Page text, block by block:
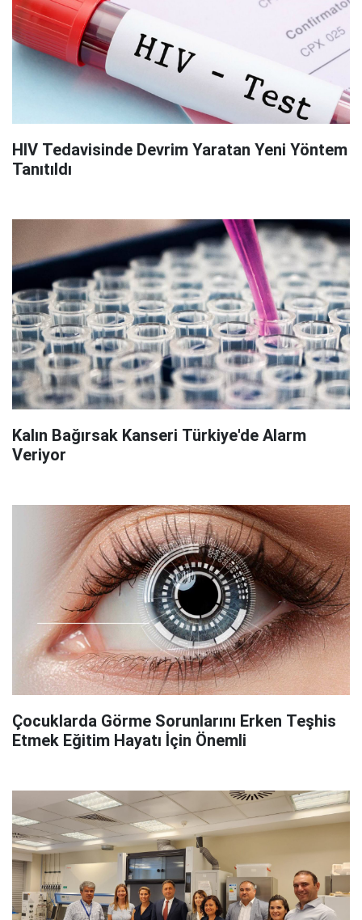
HIV Tedavisinde Devrim Yaratan Yeni Yöntem
Tanıtıldı
Kalın Bağırsak Kanseri Türkiye'de Alarm
Veriyor
Çocuklarda Görme Sorunlarını Erken Teşhis
Etmek Eğitim Hayatı İçin Önemli